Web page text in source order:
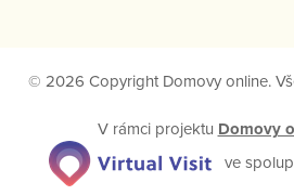
© 2026 Copyright Domovy online.
V rámci projektu Domovy
ve